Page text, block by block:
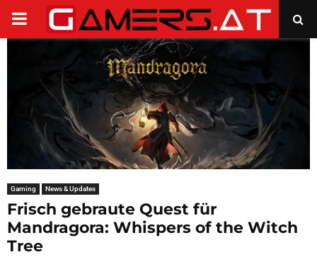
PRIMARY
Gaming News & Updates
Frisch gebraute Quest für
Mandragora: Whispers of the Witch
Tree